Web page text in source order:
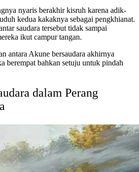
nyaris berakhir kisruh karena adik-
kedua kakaknya sebagai pengkhianat.
saudara tersebut tidak sampai
ikut campur tangan.
antara Akune bersaudara akhirnya
berempat bahkan setuju untuk pindah
dalam Perang